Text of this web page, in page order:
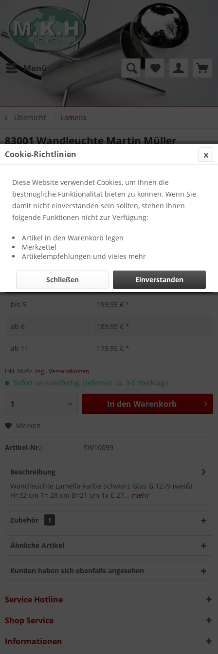
Menü
Übersicht Lamella
83001 Wandleuchte Martin Müller
Lamella Schwarz inkl. Glas opalweiß
Menge
Stückpreis
bis 5 199,95 € *
ab 6 189,95 € *
ab 11 179,95 € *
inkl. MwSt. zzgl. Versandkosten
Sofort versandfertig, Lieferzeit ca. 3-5 Werktage
In den Warenkorb
Merken
Artikel-Nr.: SW10099
Beschreibung
Wandleuchte Lamella Farbe Schwarz Glas G 1279 (weiß)
H=32 cm T= 28 cm B=21 cm 1x E 27... mehr
Zubehör 1
Ähnliche Artikel
Kunden haben sich ebenfalls angesehen
Service Hotline
Shop Service
Informationen
Cookie-Richtlinien
Diese Website verwendet Cookies, um Ihnen die
bestmögliche Funktionalität bieten zu können. Wenn Sie
damit nicht einverstanden sein sollten, stehen Ihnen
folgende Funktionen nicht zur Verfügung:
Artikel in den Warenkorb legen
Merkzettel
Artikelempfehlungen und vieles mehr
Einverstanden
Schließen